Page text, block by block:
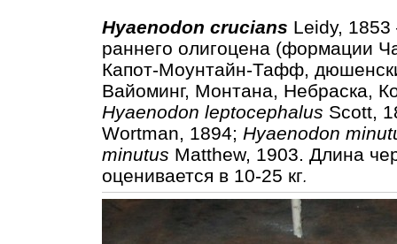
Hyaenodon crucians Leidy,
раннего олигоцена (формации
Капот-Моунтайн-Тафф,
Вайоминг, Монтана, Небраска,
Hyaenodon leptocephalus Scott,
Wortman, 1894; Hyaenodon
minutus Matthew, 1903. Длина
оценивается в 10-25 кг.